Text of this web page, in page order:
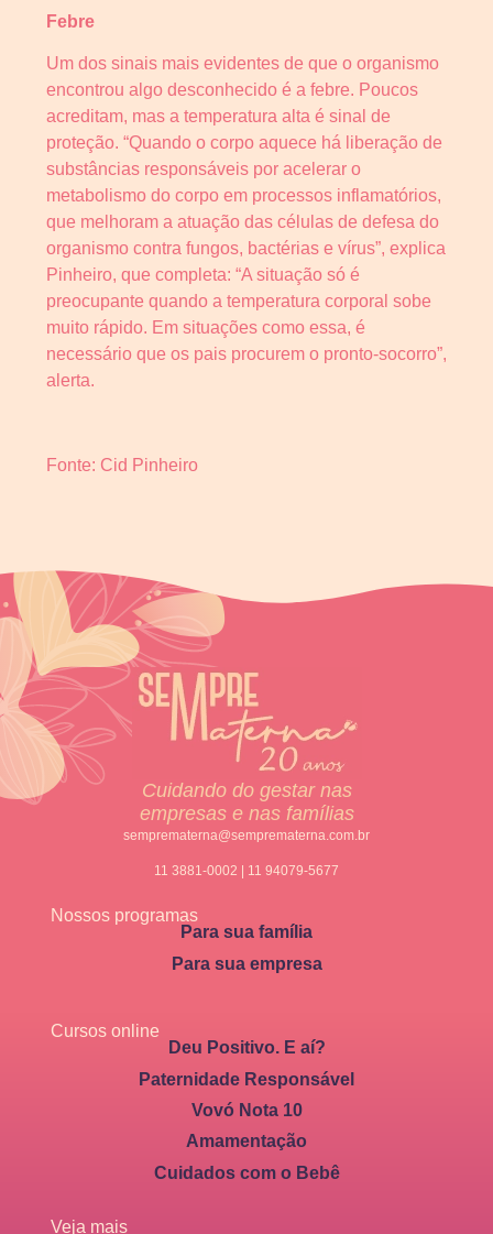
Febre
Um dos sinais mais evidentes de que o organismo
encontrou algo desconhecido é a febre. Poucos
acreditam, mas a temperatura alta é sinal de
proteção. “Quando o corpo aquece há liberação de
substâncias responsáveis por acelerar o
metabolismo do corpo em processos inflamatórios,
que melhoram a atuação das células de defesa do
organismo contra fungos, bactérias e vírus”, explica
Pinheiro, que completa: “A situação só é
preocupante quando a temperatura corporal sobe
muito rápido. Em situações como essa, é
necessário que os pais procurem o pronto-socorro”,
alerta.
Fonte: Cid Pinheiro
Cuidando do gestar nas
empresas e nas famílias
semprematerna@semprematerna.com.br
11 3881-0002 | 11 94079-5677
Nossos programas
Para sua família
Para sua empresa
Cursos online
Deu Positivo. E aí?
Paternidade Responsável
Vovó Nota 10
Amamentação
Cuidados com o Bebê
Veja mais